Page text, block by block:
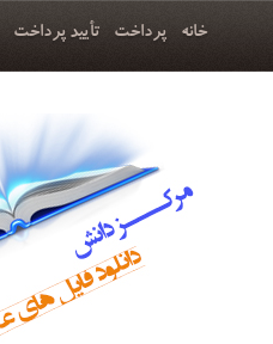
خانه پرداخت تأیید پرداخت